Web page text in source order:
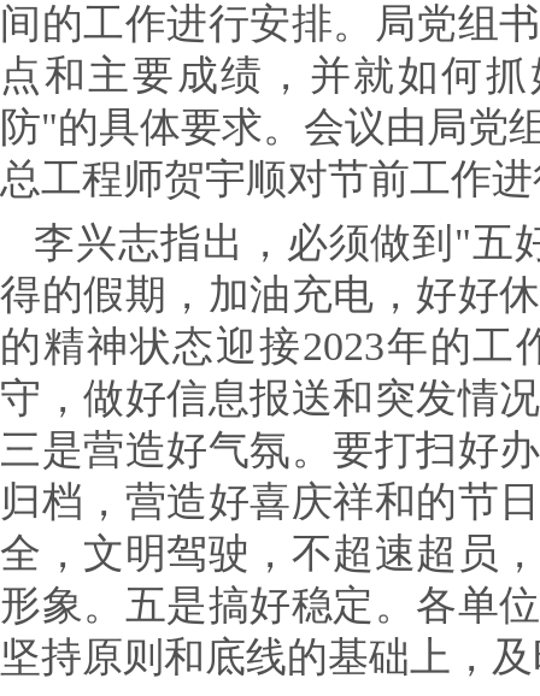
间的工作进行安排。局党组
点和主要成绩，并就如何
防"的具体要求。会议由局党
总工程师贺宇顺对节前工作
李兴志指出，必须做到"五
得的假期，加油充电，好好
的精神状态迎接2023年的工
守，做好信息报送和突发情
三是营造好气氛。要打扫好
归档，营造好喜庆祥和的节
全，文明驾驶，不超速超员
形象。 五是搞好稳定。 各单
坚持原则和底线的基础上，